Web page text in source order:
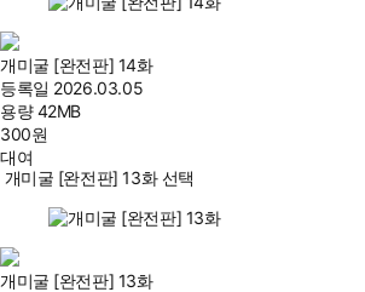
개미굴 [완전판] 14화
등록일 2026.03.05
용량42MB
300원
대여
개미굴 [완전판] 13화 선택
개미굴 [완전판] 13화